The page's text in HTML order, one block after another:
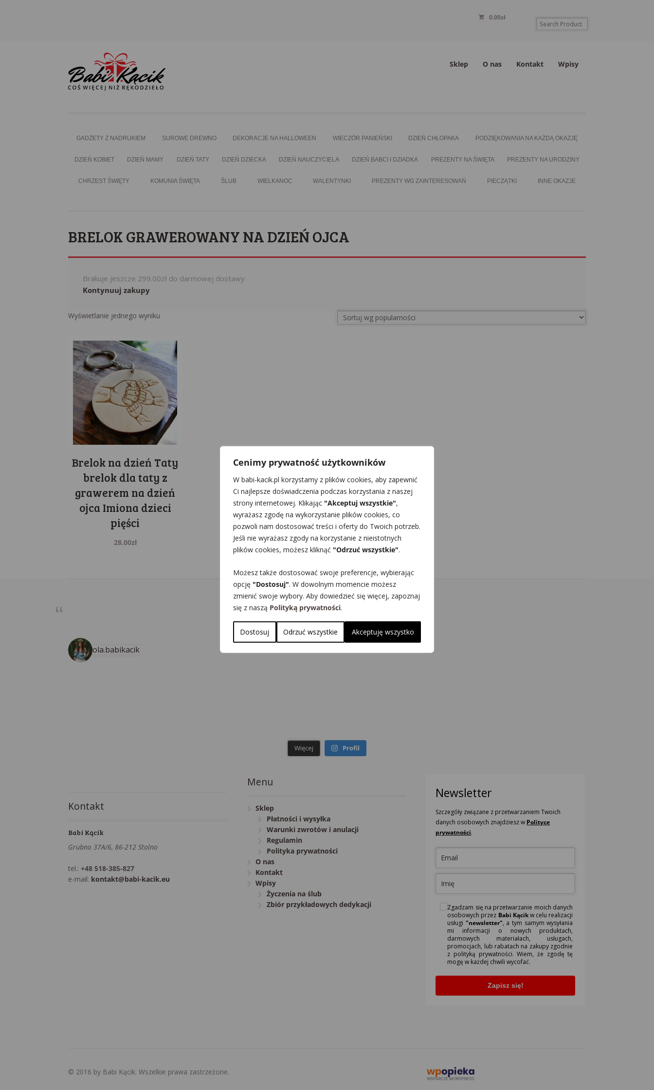
Cenimy prywatność użytkowników
W babi-kacik.pl korzystamy z plików cookies, aby zapewnić
Ci najlepsze doświadczenia podczas korzystania z naszej
strony internetowej. Klikając "Akceptuj wszystkie",
wyrażasz zgodę na wykorzystanie plików cookies, co
pozwoli nam dostosować treści i oferty do Twoich potrzeb.
Jeśli nie wyrażasz zgody na korzystanie z nieistotnych
plików cookies, możesz kliknąć "Odrzuć wszystkie".
Możesz także dostosować swoje preferencje, wybierając
opcję "Dostosuj". W dowolnym momencie możesz
zmienić swoje wybory. Aby dowiedzieć się więcej, zapoznaj
się z naszą Polityką prywatności.
Dostosuj Odrzuć wszystkie Akceptuję wszystko
0.00zł
Sklep O nas Kontakt Wpisy
GADŻETY Z NADRUKIEM SUROWE DREWNO DEKORACJE NA HALLOWEEN WIECZÓR PANIEŃSKI DZIEŃ CHŁOPAKA PODZIĘKOWANIA NA KAŻDĄ OKAZJĘ
DZIEŃ KOBIET DZIEŃ MAMY DZIEŃ TATY DZIEŃ DZIECKA DZIEŃ NAUCZYCIELA DZIEŃ BABCI I DZIADKA PREZENTY NA ŚWIĘTA PREZENTY NA URODZINY
CHRZEST ŚWIĘTY KOMUNIA ŚWIĘTA ŚLUB WIELKANOC WALENTYNKI PREZENTY WG ZAINTERESOWAŃ PIECZĄTKI INNE OKAZJE
BRELOK GRAWEROWANY NA DZIEŃ OJCA
Brakuje jeszcze 299.00zł do darmowej dostawy
Kontynuuj zakupy
Wyświetlanie jednego wyniku
Brelok na dzień Taty
brelok dla taty z
grawerem na dzień
ojca Imiona dzieci
pięści
28.00zł
Babi Kącik
ola.babikacik
Więcej Profil
Kontakt
Babi Kącik
Grubno 37A/6, 86-212 Stolno
tel.:+48 518-385-827
e-mail: kontakt@babi-kacik.eu
Menu
Sklep
Płatności i wysyłka
Warunki zwrotów i anulacji
Regulamin
Polityka prywatności
O nas
Kontakt
Wpisy
Życzenia na ślub
Zbiór przykładowych dedykacji
Newsletter
Szczegóły związane z przetwarzaniem Twoich
danych osobowych znajdziesz w Polityce
prywatności.
Zgadzam się na przetwarzanie moich danych
osobowych przez Babi Kącikw celu realizacji
usługi "newsletter", a tym samym wysyłania
mi informacji o nowych produktach,
darmowych materiałach, usługach,
promocjach, lub rabatach na zakupy zgodnie
z polityką prywatności. Wiem, że zgodę tę
mogę w każdej chwili wycofać.
Zapisz się!
© 2016 by Babi Kącik. Wszelkie prawa zastrzeżone.